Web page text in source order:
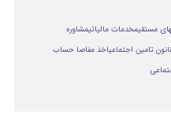
مستقیمخدمات مالیاتیمشاوره
تامین اجتماعیاخذ مفاصا حساب